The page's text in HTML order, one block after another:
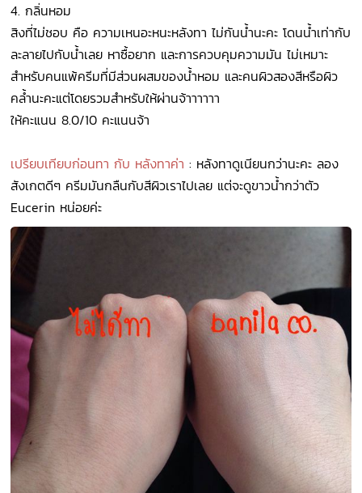
4. กลิ่นหอม
สิงที่ไม่ชอบ คือ ความเหนอะหนะหลังทา ไม่กันน้ำนะคะ โดนน้ำเท่ากับ
ละลายไปกับน้ำเลย หาซื้อยาก และการควบคุมความมัน ไม่เหมาะ
สำหรับคนแพ้ครีมที่มีส่วนผสมของน้ำหอม และคนผิวสองสีหรือผิว
คล้ำนะคะแต่โดยรวมสำหรับให้ผ่านจ้าาาาาา
ให้คะแนน 8.0/10 คะแนนจ้า
เปรียบเทียบก่อนทา กับ หลังทาค่า : หลังทาดูเนียนกว่านะคะ ลอง
สังเกตดีๆ ครีมมันกลืนกับสีผิวเราไปเลย แต่จะดูขาวน้ำกว่าตัว
Eucerin หน่อยค่ะ